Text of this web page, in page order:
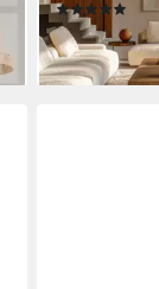
(4)
44,99 €
lieferbar - in 3-